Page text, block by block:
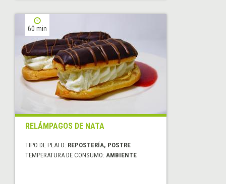
60 min
RELÁMPAGOS DE NATA
TIPO DE PLATO: REPOSTERÍA, POSTRE
TEMPERATURA DE CONSUMO: AMBIENTE